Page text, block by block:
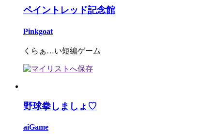
ペイントレッド記念館
Pinkgoat
くらぁ…い短編ゲーム
野球拳しましょ♡
aiGame